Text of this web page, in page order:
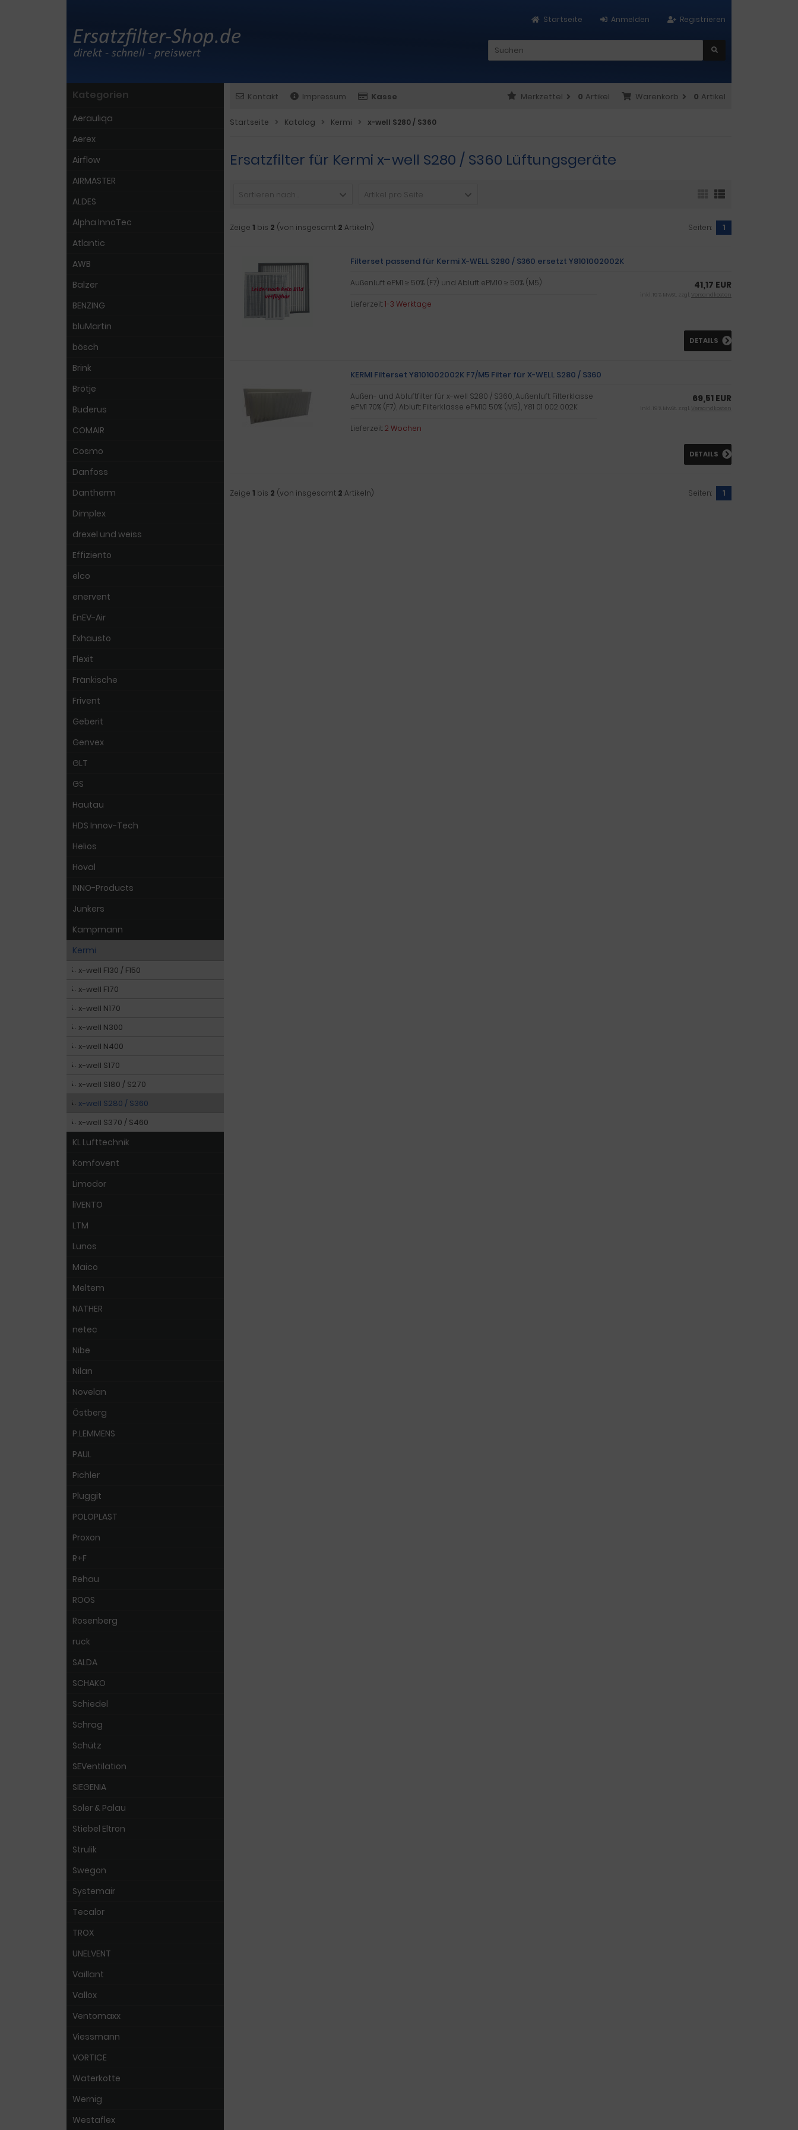
Registrieren
Anmelden
Startseite
Kontakt Impressum Kasse Warenkorb 0 Artikel
Merkzettel 0 Artikel
Startseite Katalog Kermi x-well S280 / S360
Ersatzfilter für Kermi x-well S280 / S360 Lüftungsgeräte
Sortieren nach ... Artikel pro Seite
Zeige 1 bis 2 (von insgesamt 2 Artikeln) Seiten: 1
Filterset passend für Kermi X-WELL S280 / S360 ersetzt Y8101002002K
Außenluft ePM1 ≥ 50% (F7) und Abluft ePM10 ≥ 50% (M5)
Lieferzeit:1-3 Werktage
41,17 EUR
inkl. 19 % MwSt. zzgl. Versandkosten
DETAILS
KERMI Filterset Y8101002002K F7/M5 Filter für X-WELL S280 / S360
Außen- und Abluftfilter für x-well S280 / S360, Außenluft: Filterklasse
ePM1 70% (F7), Abluft: Filterklasse ePM10 50% (M5), Y81 01 002 002K
Lieferzeit:2 Wochen
69,51 EUR
inkl. 19 % MwSt. zzgl. Versandkosten
DETAILS
Zeige 1 bis 2 (von insgesamt 2 Artikeln) Seiten: 1
Kategorien
Aerauliqa
Aerex
Airflow
AIRMASTER
ALDES
Alpha InnoTec
Atlantic
AWB
Balzer
BENZING
bluMartin
bösch
Brink
Brötje
Buderus
COMAIR
Cosmo
Danfoss
Dantherm
Dimplex
drexel und weiss
Effiziento
elco
enervent
EnEV-Air
Exhausto
Flexit
Fränkische
Frivent
Geberit
Genvex
GLT
GS
Hautau
HDS Innov-Tech
Helios
Hoval
INNO-Products
Junkers
Kampmann
Kermi
x-well F130 / F150
x-well F170
x-well N170
x-well N300
x-well N400
x-well S170
x-well S180 / S270
x-well S280 / S360
x-well S370 / S460
KL Lufttechnik
Komfovent
Limodor
liVENTO
LTM
Lunos
Maico
Meltem
NATHER
netec
Nibe
Nilan
Novelan
Östberg
P.LEMMENS
PAUL
Pichler
Pluggit
POLOPLAST
Proxon
R+F
Rehau
ROOS
Rosenberg
ruck
SALDA
SCHAKO
Schiedel
Schrag
Schütz
SEVentilation
SIEGENIA
Soler & Palau
Stiebel Eltron
Strulik
Swegon
Systemair
Tecalor
TROX
UNELVENT
Vaillant
Vallox
Ventomaxx
Viessmann
VORTICE
Waterkotte
Wernig
Westaflex